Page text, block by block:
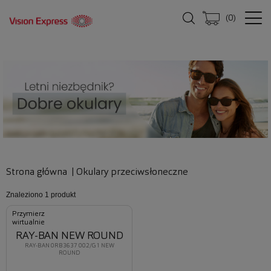
(0)
Strona główna Okulary przeciwsłoneczne
Znaleziono 1 produkt
Przymierz
wirtualnie
RAY-BAN 0RB3637 002/G1 NEW
ROUND
RAY-BAN NEW ROUND